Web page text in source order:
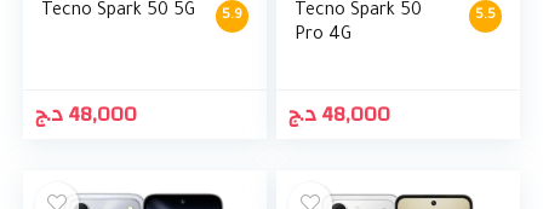
5.9
Tecno Spark 50 5G
48,000د.ج
5.5
Tecno Spark 50
Pro 4G
48,000د.ج